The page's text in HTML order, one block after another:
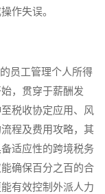
作失误。
员工管理个人所得
，贯穿于薪酬发
税收协定应用、风
程及费用攻略，其
适应性的跨境税务
确保百分之百的合
有效控制外派人力